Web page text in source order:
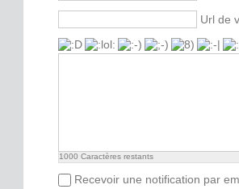
Url de
1000 Caractères restants
Recevoir une notification par